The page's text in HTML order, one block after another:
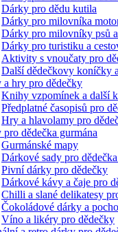
Dárky pro dědu kutila
Dárky pro milovníka
Dárky pro milovníky psů
Dárky pro turistiku a
Aktivity s vnoučaty pro
Další dědečkovy koníčky
hry pro dědečky
Knihy vzpomínek a další
Předplatné časopisů pro
Hry a hlavolamy pro
dědečka gurmána
Gurmánské mapy
Dárkové sady pro
Pivní dárky pro dědečky
Dárkové kávy a čaje pro
Chilli a slané delikatesy
Čokoládové dárky a
Víno a likéry pro dědečky